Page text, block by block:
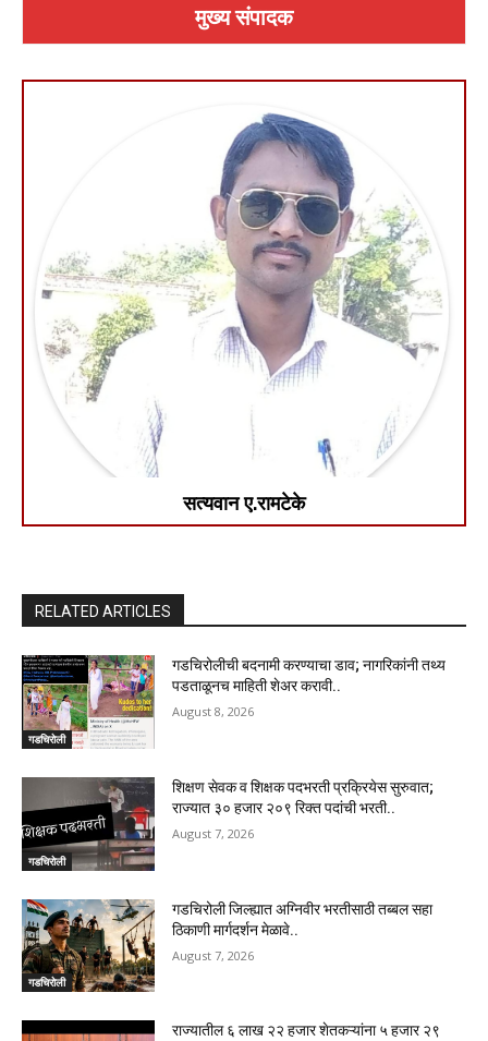
मुख्य संपादक
सत्यवान ए.रामटेके
RELATED ARTICLES
गडचिरोली
गडचिरोलीची बदनामी करण्याचा डाव; नागरिकांनी तथ्य
पडताळूनच माहिती शेअर करावी..
August 8, 2026
गडचिरोली
शिक्षण सेवक व शिक्षक पदभरती प्रक्रियेस सुरुवात;
राज्यात ३० हजार २०९ रिक्त पदांची भरती..
August 7, 2026
गडचिरोली
गडचिरोली जिल्ह्यात अग्निवीर भरतीसाठी तब्बल सहा
ठिकाणी मार्गदर्शन मेळावे..
August 7, 2026
राज्यातील ६ लाख २२ हजार शेतकऱ्यांना ५ हजार २९